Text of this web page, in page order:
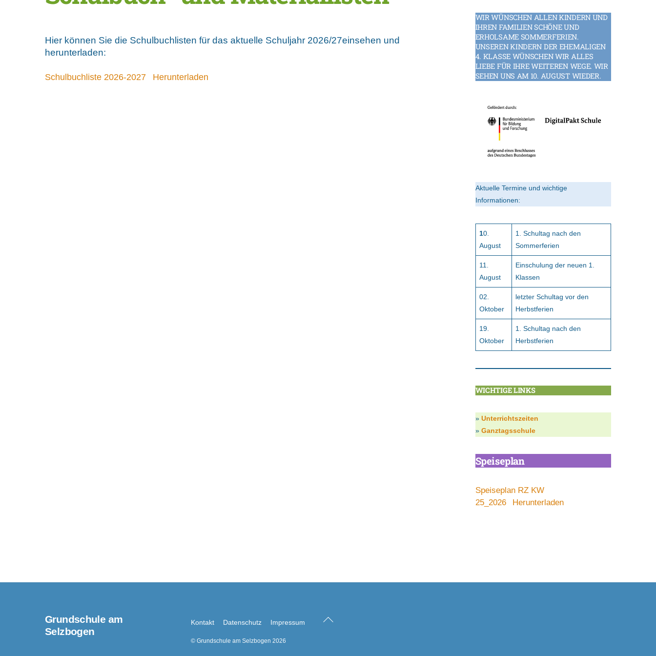
Hier können Sie die Schulbuchlisten für das aktuelle Schuljahr 2026/27einsehen und
herunterladen:
Schulbuchliste 2026-2027 Herunterladen
WIR WÜNSCHEN ALLEN KINDERN UND
IHREN FAMILIEN SCHÖNE UND
ERHOLSAME SOMMERFERIEN.
UNSEREN KINDERN DER EHEMALIGEN
4. KLASSE WÜNSCHEN WIR ALLES
LIEBE FÜR IHRE WEITEREN WEGE. WIR
SEHEN UNS AM 10. AUGUST WIEDER.
Aktuelle Termine und wichtige
Informationen:
10.
August
1. Schultag nach den
Sommerferien
11.
August
Einschulung der neuen 1.
Klassen
02.
Oktober
letzter Schultag vor den
Herbstferien
19.
Oktober
1. Schultag nach den
Herbstferien
WICHTIGE LINKS
» Unterrichtszeiten
» Ganztagsschule
Speiseplan
Speiseplan RZ KW
25_2026
Herunterladen
Back
Grundschule am
Selzbogen
Kontakt Datenschutz Impressum
©Grundschule am Selzbogen 2026